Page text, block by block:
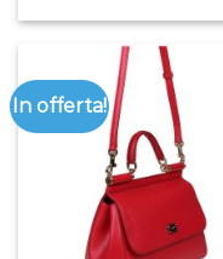
In offerta!